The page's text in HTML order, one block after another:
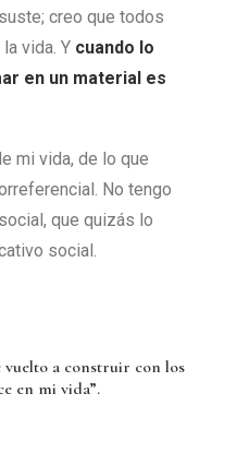
creo que todos
vida. Y cuando lo
en un material es
mi vida, de lo que
No tengo
que quizás lo
social.
a construir con los
en mi vida”.